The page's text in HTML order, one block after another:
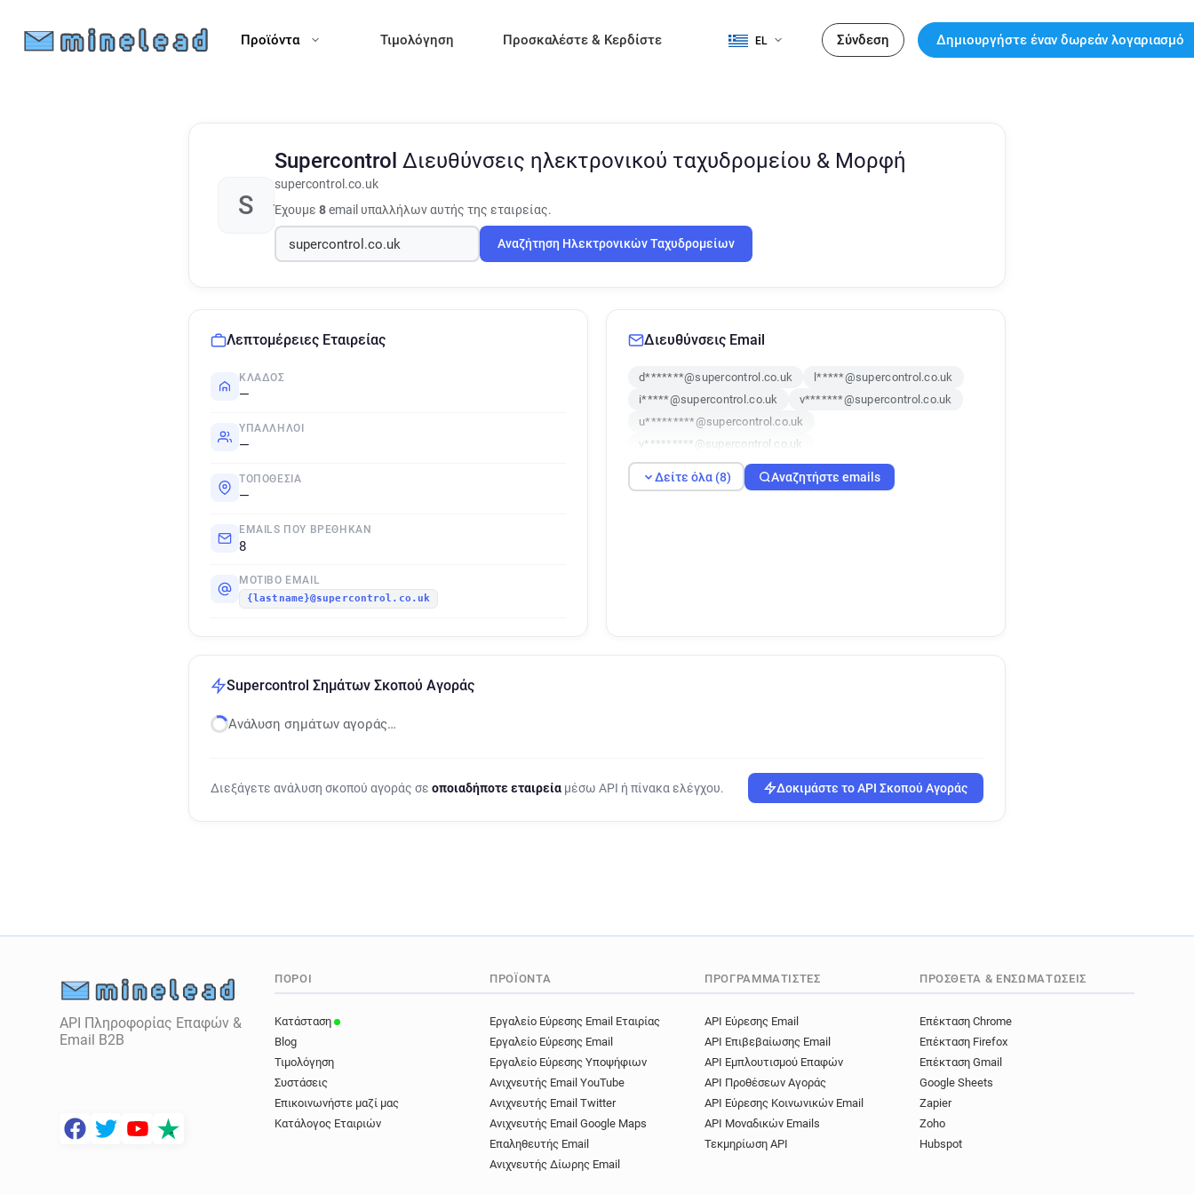
Προϊόντα Τιμολόγηση Προσκαλέστε & Κερδίστε EL Σύνδεση Δημιουργήστε έναν δωρεάν λογαριασμό
S
Supercontrol Διευθύνσεις ηλεκτρονικού ταχυδρομείου & Μορφή
supercontrol.co.uk
Έχουμε 8email υπαλλήλων αυτής της εταιρείας.
Αναζήτηση Ηλεκτρονικών Ταχυδρομείων
Λεπτομέρειες Εταιρείας
ΚΛΆΔΟΣ
—
ΥΠΆΛΛΗΛΟΙ
—
ΤΟΠΟΘΕΣΊΑ
—
EMAILS ΠΟΥ ΒΡΈΘΗΚΑΝ
8
ΜΟΤΊΒΟ EMAIL
{lastname}@supercontrol.co.uk
Διευθύνσεις Email
d*******@supercontrol.co.uk
l*****@supercontrol.co.uk
i*****@supercontrol.co.uk
v*******@supercontrol.co.uk
u*********@supercontrol.co.uk
v*********@supercontrol.co.uk
r********@supercontrol.co.uk
w*******@supercontrol.co.uk
Δείτε όλα (8) Αναζητήστε emails
Supercontrol Σημάτων Σκοπού Αγοράς
Ανάλυση σημάτων αγοράς…
Διεξάγετε ανάλυση σκοπού αγοράς σε οποιαδήποτε εταιρεία μέσω API ή πίνακα ελέγχου. Δοκιμάστε το API Σκοπού Αγοράς
API Πληροφορίας Επαφών &
Email B2B
ΠΌΡΟΙ
Κατάσταση
Blog
Τιμολόγηση
Συστάσεις
Επικοινωνήστε μαζί μας
Κατάλογος Εταιριών
ΠΡΟΪΌΝΤΑ
Εργαλείο Εύρεσης Email Εταιρίας
Εργαλείο Εύρεσης Email
Εργαλείο Εύρεσης Υποψήφιων
Ανιχνευτής Email YouTube
Ανιχνευτής Email Twitter
Ανιχνευτής Email Google Maps
Επαληθευτής Email
Ανιχνευτής Δίωρης Email
ΠΡΟΓΡΑΜΜΑΤΙΣΤΈΣ
API Εύρεσης Email
API Επιβεβαίωσης Email
API Εμπλουτισμού Επαφών
API Προθέσεων Αγοράς
API Εύρεσης Κοινωνικών Email
API Μοναδικών Emails
Τεκμηρίωση API
ΠΡΌΣΘΕΤΑ & ΕΝΣΩΜΑΤΏΣΕΙΣ
Επέκταση Chrome
Επέκταση Firefox
Επέκταση Gmail
Google Sheets
Zapier
Zoho
Hubspot